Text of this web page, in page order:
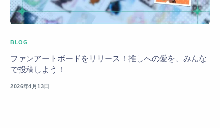
BLOG
ファンアートボードをリリース！推しへの愛を、みんな
で投稿しよう！
2026年4月13日